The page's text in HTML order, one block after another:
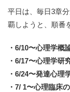
平日は、毎日3章
覇しようと、順番
・6/10〜心理学概
・6/17〜心理学研
・6/24〜発達心理
・7/ 1〜心理臨床